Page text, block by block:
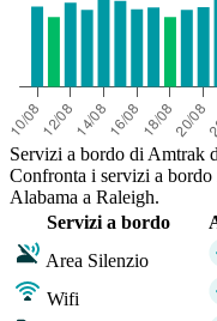
Servizi a bordo di Amtrak
Confronta i servizi a
Alabama a Raleigh.
Servizi a bordo
Area Silenzio
Wifi